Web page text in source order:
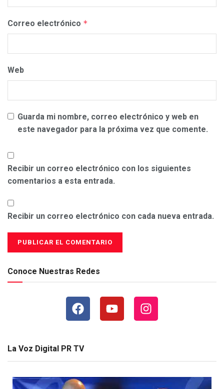
Correo electrónico *
Web
Guarda mi nombre, correo electrónico y web en
este navegador para la próxima vez que comente.
Recibir un correo electrónico con los siguientes
comentarios a esta entrada.
Recibir un correo electrónico con cada nueva entrada.
Conoce Nuestras Redes
La Voz Digital PR TV